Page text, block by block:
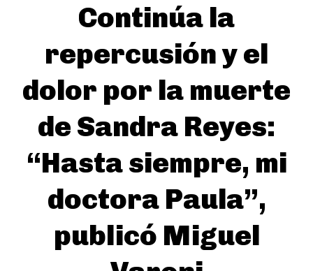
Continúa la
repercusión y el
dolor por la muerte
de Sandra Reyes:
“Hasta siempre, mi
doctora Paula”,
publicó Miguel